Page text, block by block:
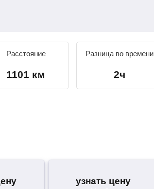
Расстояние
1101 км
Разница во времени
2ч
узнать цену